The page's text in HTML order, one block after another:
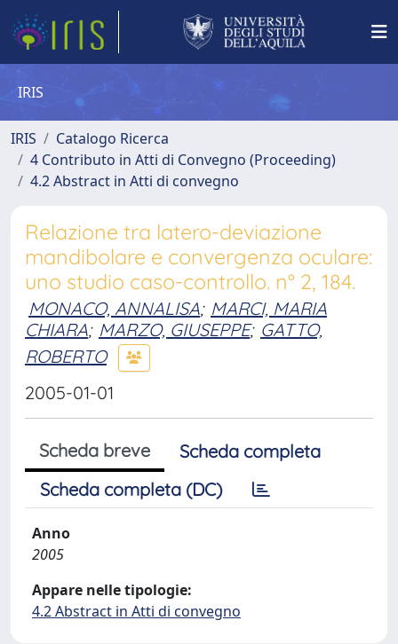
IRIS
IRIS
Catalogo Ricerca
4 Contributo in Atti di Convegno (Proceeding)
4.2 Abstract in Atti di convegno
Relazione tra latero-deviazione
mandibolare e convergenza oculare:
uno studio caso-controllo. n° 2, 184.
MONACO, ANNALISA; MARCI, MARIA
CHIARA; MARZO, GIUSEPPE; GATTO,
ROBERTO
2005-01-01
Scheda breve
Scheda completa
Scheda completa (DC)
Anno
2005
Appare nelle tipologie:
4.2 Abstract in Atti di convegno